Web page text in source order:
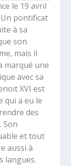
le 19 avril
Un pontificat
à sa
son
mais il
marqué une
avec sa
XVI est
qui a eu le
des
Son
et tout
aussi à
langues.